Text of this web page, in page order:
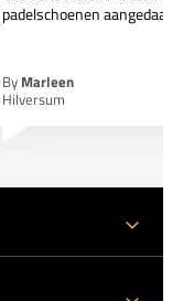
padelschoenen
By Marleen
Hilversum